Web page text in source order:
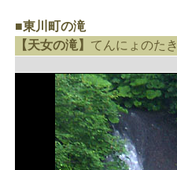
■東川町の滝
【天女の滝】 てんにょのたき